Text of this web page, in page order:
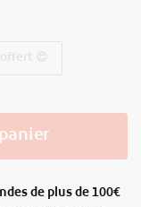
de plus de 100€